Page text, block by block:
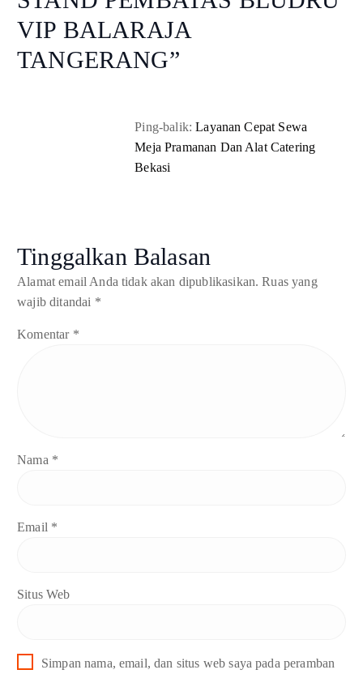
VIP BALARAJA
TANGERANG”
Ping-balik:Layanan Cepat Sewa
Meja Pramanan Dan Alat Catering
Bekasi
Tinggalkan Balasan
Alamat email Anda tidak akan dipublikasikan. Ruas yang
wajib ditandai *
Komentar *
Nama *
Email *
Situs Web
Simpan nama, email, dan situs web saya pada peramban